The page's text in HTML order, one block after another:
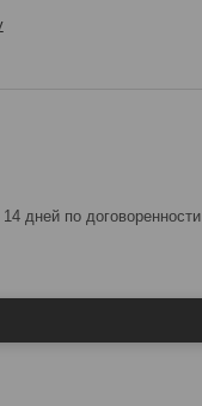
14 дней по договоренности